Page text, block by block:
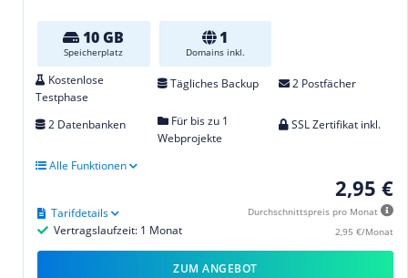
10 GB
Speicherplatz
1
Domains inkl.
Kostenlose
Testphase
Tägliches Backup 2 Postfächer
2 Datenbanken
Für bis zu 1
Webprojekte
SSL Zertifikat inkl.
Alle Funktionen
2,95 €
Durchschnittspreis pro Monat
2,95 €/Monat
Vertragslaufzeit: 1 Monat
Tarifdetails
ZUM ANGEBOT